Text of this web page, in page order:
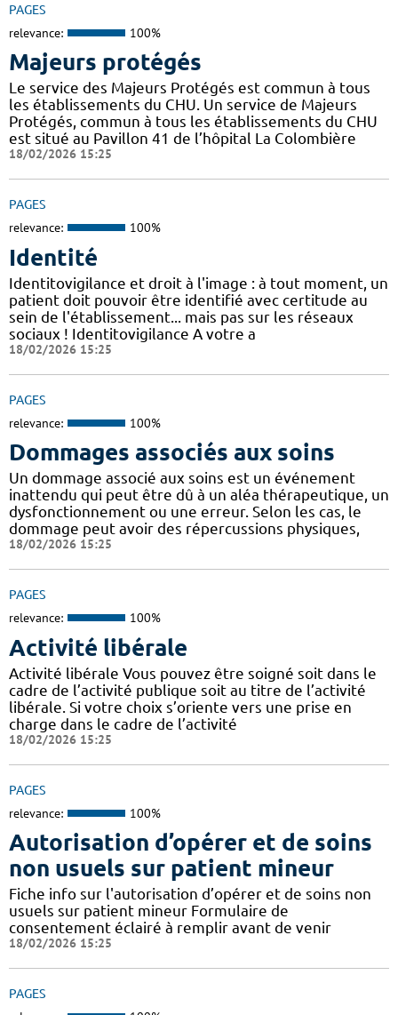
PAGES
relevance: 100%
Majeurs protégés
Le service des Majeurs Protégés est commun à tous
les établissements du CHU. Un service de Majeurs
Protégés, commun à tous les établissements du CHU
est situé au Pavillon 41 de l’hôpital La Colombière
18/02/2026 15:25
PAGES
relevance: 100%
Identité
Identitovigilance et droit à l'image : à tout moment, un
patient doit pouvoir être identifié avec certitude au
sein de l'établissement... mais pas sur les réseaux
sociaux ! Identitovigilance A votre a
18/02/2026 15:25
PAGES
relevance: 100%
Dommages associés aux soins
Un dommage associé aux soins est un événement
inattendu qui peut être dû à un aléa thérapeutique, un
dysfonctionnement ou une erreur. Selon les cas, le
dommage peut avoir des répercussions physiques,
18/02/2026 15:25
PAGES
relevance: 100%
Activité libérale
Activité libérale Vous pouvez être soigné soit dans le
cadre de l’activité publique soit au titre de l’activité
libérale. Si votre choix s’oriente vers une prise en
charge dans le cadre de l’activité
18/02/2026 15:25
PAGES
relevance: 100%
Autorisation d’opérer et de soins
non usuels sur patient mineur
Fiche info sur l'autorisation d’opérer et de soins non
usuels sur patient mineur Formulaire de
consentement éclairé à remplir avant de venir
18/02/2026 15:25
PAGES